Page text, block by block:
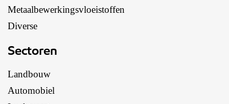
Metaalbewerkingsvloeistoffen
Diverse
Sectoren
Landbouw
Automobiel